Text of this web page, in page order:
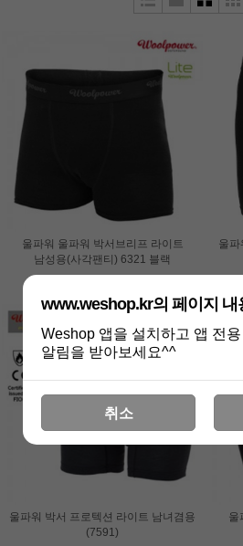
울파워 울파워 박서브리프 라이트
남성용(사각팬티) 6321 블랙
울파
울파워 박서 프로텍션 라이트 남녀겸용
(7591)
울
www.weshop.kr의 페이지 내
Weshop 앱을 설치하고 앱 전
알림을 받아보세요^^
취소